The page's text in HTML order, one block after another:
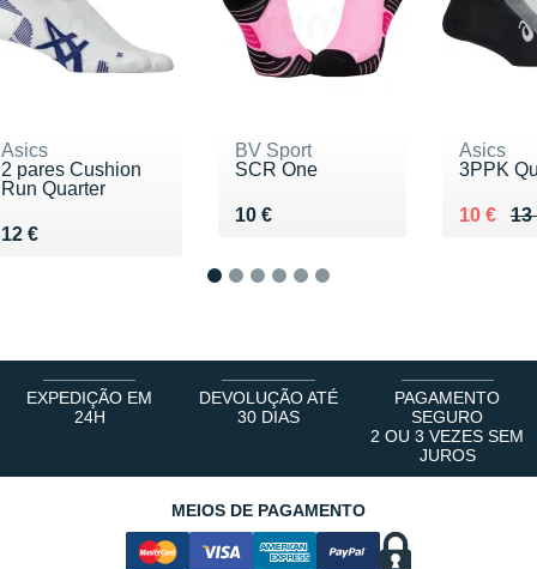
Asics
2 pares Cushion
Run Quarter
12 €
Vendu 12 €
BV Sport
SCR One
10 €
Vendu 10 €
Asics
3PPK
13
Au lieu
10 €
Vendu
EXPEDIÇÃO EM
24H
DEVOLUÇÃO ATÉ
30 DIAS
PAGAMENTO
SEGURO
2 OU 3 VEZES SEM
JUROS
MEIOS DE PAGAMENTO